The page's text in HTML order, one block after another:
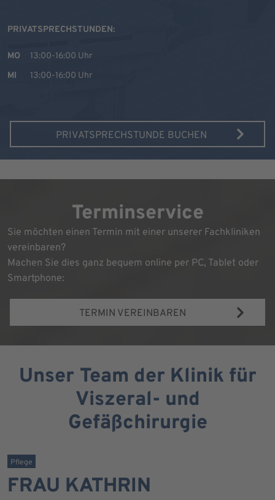
PRIVATSPRECHSTUNDEN:
MO
13:00-16:00 Uhr
MI
13:00-16:00 Uhr
PRIVATSPRECHSTUNDE BUCHEN
Terminservice
Sie möchten einen Termin mit einer unserer Fachkliniken
vereinbaren?
Machen Sie dies ganz bequem online per PC, Tablet oder
Smartphone:
TERMIN VEREINBAREN
Unser Team der Klinik für
Viszeral- und
Gefäßchirurgie
Pflege
FRAU KATHRIN